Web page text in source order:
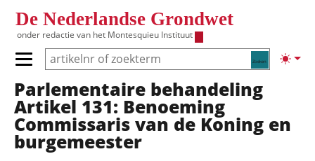
De Nederlandse Grondwet
onder redactie van het Montesquieu Instituut
Zoeken
Primair menu tonen/verbergen
Hoofdnavigatie
Parlementaire behandeling
Artikel 131: Benoeming
Commissaris van de Koning en
burgemeester